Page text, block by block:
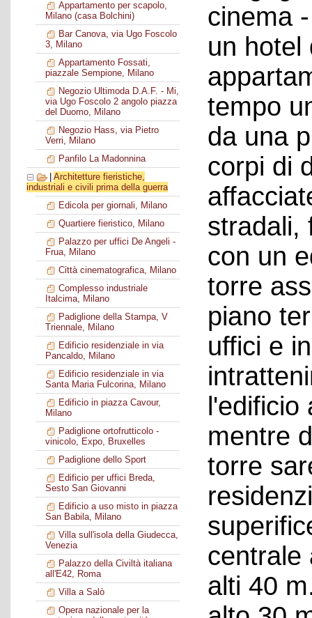
Appartamento per scapolo,
Milano (casa Bolchini)
Bar Canova, via Ugo Foscolo
3, Milano
Appartamento Fossati,
piazzale Sempione, Milano
Negozio Ultimoda D.A.F. - Mi,
via Ugo Foscolo 2 angolo piazza
del Duomo, Milano
Negozio Hass, via Pietro
Verri, Milano
Panfilo La Madonnina
Architetture fieristiche,
industriali e civili prima della guerra
Edicola per giornali, Milano
Quartiere fieristico, Milano
Palazzo per uffici De Angeli -
Frua, Milano
Città cinematografica, Milano
Complesso industriale
Italcima, Milano
Padiglione della Stampa, V
Triennale, Milano
Edificio residenziale in via
Pancaldo, Milano
Edificio residenziale in via
Santa Maria Fulcorina, Milano
Edificio in piazza Cavour,
Milano
Padiglione ortofrutticolo -
vinicolo, Expo, Bruxelles
Padiglione dello Sport
Edificio per uffici Breda,
Sesto San Giovanni
Edificio a uso misto in piazza
San Babila, Milano
Villa sull'isola della Giudecca,
Venezia
Palazzo della Civiltà italiana
all'E42, Roma
Villa a Salò
Opera nazionale per la
cinema
un hotel
tempo
da una
corpi di
stradali,
con un
torre
piano
uffici e
mentre
torre
centrale
alti 40